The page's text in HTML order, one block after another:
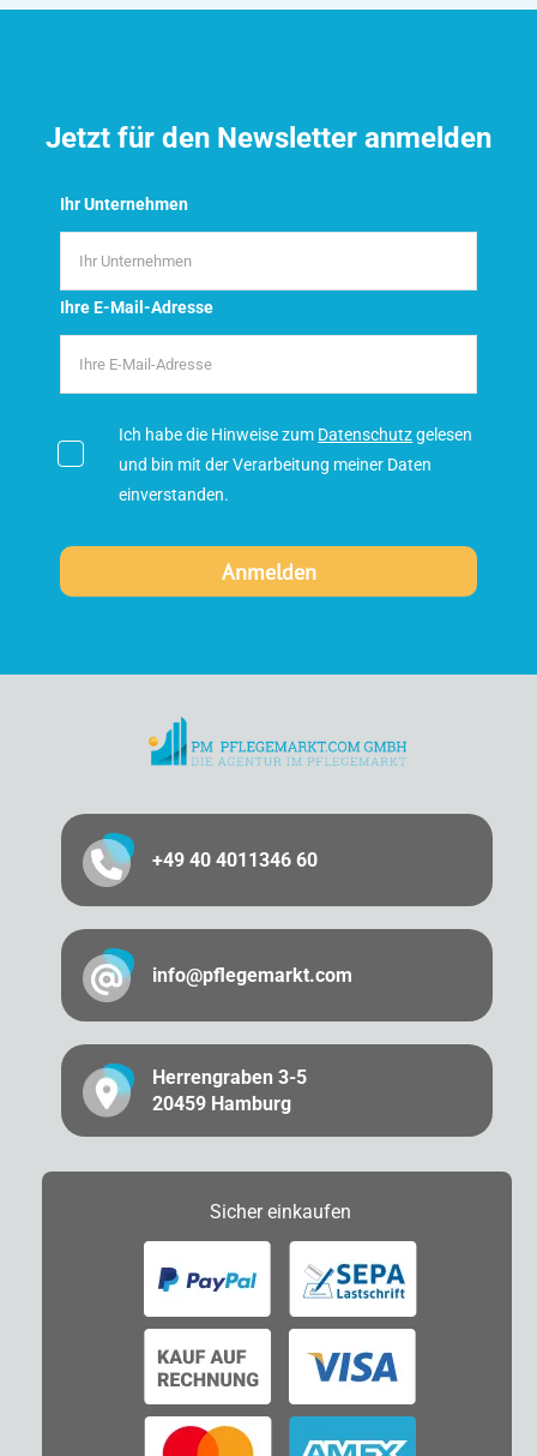
Jetzt für den Newsletter anmelden
Ihr Unternehmen
Ihre E-Mail-Adresse
Ich habe die Hinweise zum Datenschutzgelesen
und bin mit der Verarbeitung meiner Daten
einverstanden.
+49 40 4011346 60
info@pflegemarkt.com
Herrengraben 3-5
20459 Hamburg
Sichereinkaufen